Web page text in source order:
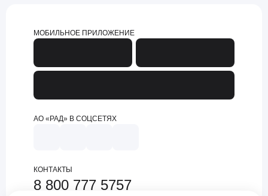
МОБИЛЬНОЕ ПРИЛОЖЕНИЕ
АО «РАД» В СОЦСЕТЯХ
КОНТАКТЫ
8 800 777 5757